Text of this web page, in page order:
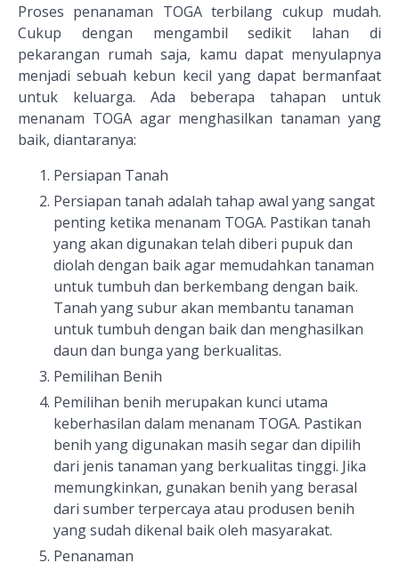
Proses penanaman TOGA terbilang cukup mudah.
Cukup dengan mengambil sedikit lahan di
pekarangan rumah saja, kamu dapat menyulapnya
menjadi sebuah kebun kecil yang dapat bermanfaat
untuk keluarga. Ada beberapa tahapan untuk
menanam TOGA agar menghasilkan tanaman yang
baik, diantaranya:
Persiapan Tanah
Persiapan tanah adalah tahap awal yang sangat
penting ketika menanam TOGA. Pastikan tanah
yang akan digunakan telah diberi pupuk dan
diolah dengan baik agar memudahkan tanaman
untuk tumbuh dan berkembang dengan baik.
Tanah yang subur akan membantu tanaman
untuk tumbuh dengan baik dan menghasilkan
daun dan bunga yang berkualitas.
Pemilihan Benih
Pemilihan benih merupakan kunci utama
keberhasilan dalam menanam TOGA. Pastikan
benih yang digunakan masih segar dan dipilih
dari jenis tanaman yang berkualitas tinggi. Jika
memungkinkan, gunakan benih yang berasal
dari sumber terpercaya atau produsen benih
yang sudah dikenal baik oleh masyarakat.
Penanaman